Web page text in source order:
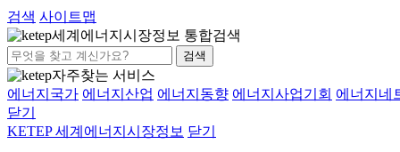
검색 사이트맵
세계에너지시장정보 통합검색
검색
자주찾는 서비스
에너지국가 에너지산업 에너지동향 에너지사업기회 에너지네
닫기
KETEP 세계에너지시장정보 닫기